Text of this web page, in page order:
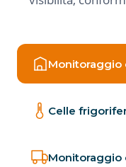
Monitoraggio
Celle
Monitoraggio